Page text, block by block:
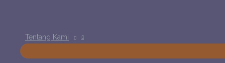
Tentang Kami